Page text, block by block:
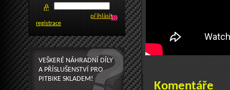
Komentáře
registrace
VEŠKERÉ NÁHRADNÍ DÍLY
A PŘÍSLUŠENSTVÍ PRO
PITBIKE SKLADEM!